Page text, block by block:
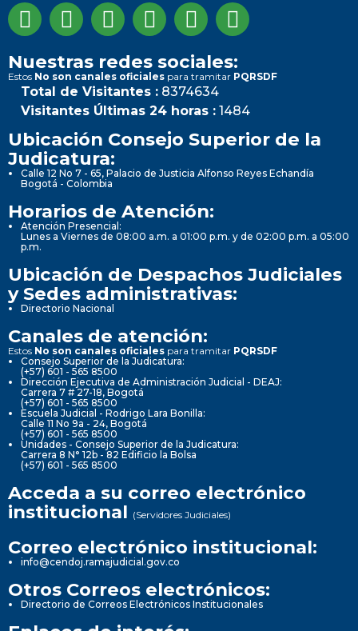
Nuestras redes sociales:
Estos No son canales oficiales para tramitar PQRSDF
Total de Visitantes : 8374634
Visitantes Últimas 24 horas : 1484
Ubicación Consejo Superior de la
Judicatura:
Calle 12 No 7 - 65, Palacio de Justicia Alfonso Reyes Echandía
Bogotá - Colombia
Horarios de Atención:
Atención Presencial:
Lunes a Viernes de 08:00 a.m. a 01:00 p.m. y de 02:00 p.m. a 05:00
p.m.
Ubicación de Despachos Judiciales
y Sedes administrativas:
Directorio Nacional
Canales de atención:
Estos No son canales oficiales para tramitar PQRSDF
Consejo Superior de la Judicatura:
(+57) 601 - 565 8500
Dirección Ejecutiva de Administración Judicial - DEAJ:
Carrera 7 # 27-18, Bogotá
(+57) 601 - 565 8500
Escuela Judicial - Rodrigo Lara Bonilla:
Calle 11 No 9a - 24, Bogotá
(+57) 601 - 565 8500
Unidades - Consejo Superior de la Judicatura:
Carrera 8 N° 12b - 82 Edificio la Bolsa
(+57) 601 - 565 8500
Acceda a su correo electrónico
institucional (Servidores Judiciales)
Correo electrónico institucional:
info@cendoj.ramajudicial.gov.co
Otros Correos electrónicos:
Directorio de Correos Electrónicos Institucionales